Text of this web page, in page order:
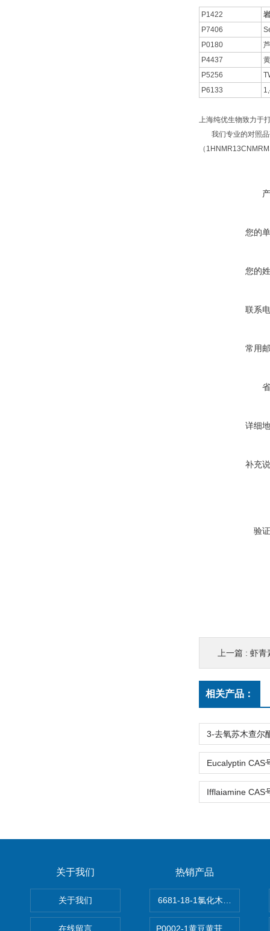
P1422
P7406
P0180
P4437
P5256
P6133
上海纯优生物致力于
我们专业的对照品
（
您的
您的
联系
常用
详细
补充
验
上一篇 : 虾青
相关产品：
关于我们
关于我们
在线留言
热销产品
6681-18-1氯化木兰花碱
P0002-1黄豆黄苷 40246-10-